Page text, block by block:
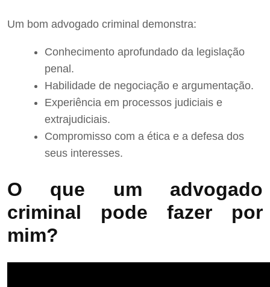
Um bom advogado criminal demonstra:
Conhecimento aprofundado da legislação
penal.
Habilidade de negociação e argumentação.
Experiência em processos judiciais e
extrajudiciais.
Compromisso com a ética e a defesa dos
seus interesses.
O que um advogado
criminal pode fazer por
mim?